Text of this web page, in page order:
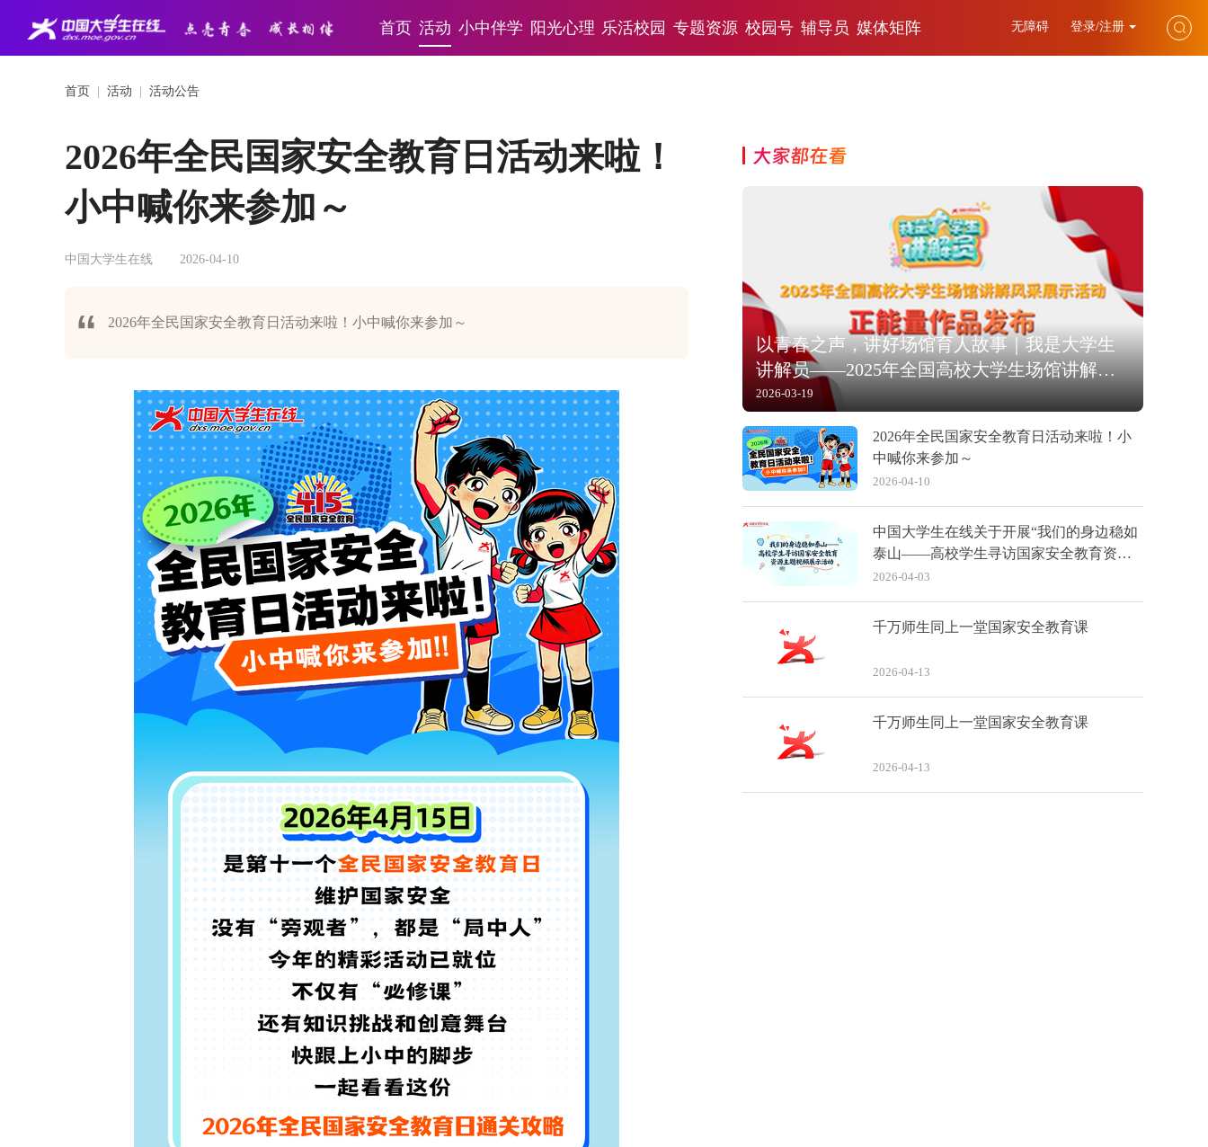
首页 活动 小中伴学 阳光心理 乐活校园 专题资源 校园号 辅导员 媒体矩阵 无障碍 登录/注册
首页 活动 活动公告
2026年全民国家安全教育日活动来啦！
小中喊你来参加～
中国大学生在线 2026-04-10
2026年全民国家安全教育日活动来啦！小中喊你来参加～
大家都在看
以青春之声，讲好场馆育人故事｜我是大学生
讲解员——2025年全国高校大学生场馆讲解风
采展示活动正能量作品发布
2026-03-19
2026年全民国家安全教育日活动来啦！小
中喊你来参加～
2026-04-10
中国大学生在线关于开展“我们的身边稳如
泰山——高校学生寻访国家安全教育资源
主题视频展示”活动的通知
2026-04-03
千万师生同上一堂国家安全教育课
2026-04-13
千万师生同上一堂国家安全教育课
2026-04-13